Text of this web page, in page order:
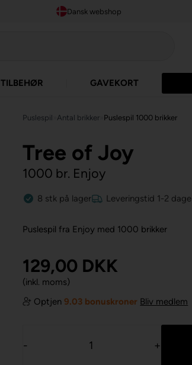
Dansk webshop
TILBEHØR GAVEKORT
Puslespil Antal brikker Puslespil 1000 brikker
Tree of Joy
1000 br. Enjoy
8 stk på lager Leveringstid 1-2 dage
Puslespil fra Enjoy med 1000 brikker
129,00 DKK
(inkl. moms)
Optjen9.03 bonuskroner Bliv medlem
- +